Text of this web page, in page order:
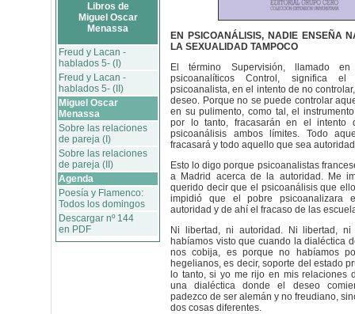
Libros de
Miguel Oscar
Menassa
Freud y Lacan -
hablados 5- (I)
Freud y Lacan -
hablados 5- (II)
Miguel Oscar
Menassa
Sobre las relaciones
de pareja (I)
Sobre las relaciones
de pareja (II)
Agenda
Poesía y Flamenco:
Todos los domingos
Descargar nº 144
en PDF
EN PSICOANÁLISIS, NADIE ENSEÑA
LA SEXUALIDAD TAMPOCO
El término Supervisión, llamado en
psicoanalíticos Control, significa el
psicoanalista, en el intento de no
deseo. Porque no se puede controlar
en su pulimento, como tal, el
por lo tanto, fracasarán en el intento
psicoanálisis ambos límites. Todo
fracasará y todo aquello que sea
Esto lo digo porque psicoanalistas
a Madrid acerca de la autoridad. Me
querido decir que el psicoanálisis que
impidió que el pobre psicoanalizara
autoridad y de ahí el fracaso de las
Ni libertad, ni autoridad. Ni libertad, ni
habíamos visto que cuando la dialéctica
nos cobija, es porque no habíamos
hegelianos, es decir, soporte del estado
lo tanto, si yo me rijo en mis relaciones
una dialéctica donde el deseo
padezco de ser alemán y no freudiano,
dos cosas diferentes.